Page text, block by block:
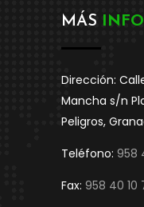
MÁS
Dirección:
Mancha s/n
Peligros,
Teléfono: 958
Fax: 958 40 10